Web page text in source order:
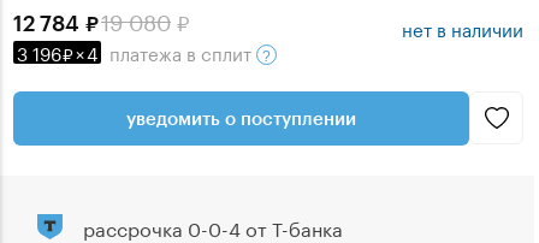
19 080
12 784
3 196 ×4 платежа в сплит
нет в наличии
уведомить о поступлении
рассрочка 0-0-4 от Т-банка